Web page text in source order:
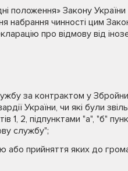
положення» Закону
набрання чинності цим
про відмову від
за контрактом у
України, чи які були
1, 2, підпунктами "а", "б"
службу";
або прийняття яких до